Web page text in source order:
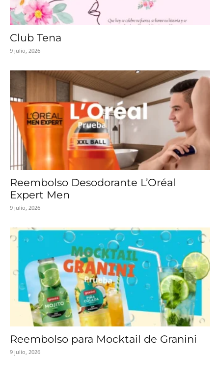
Club Tena
9 julio, 2026
Reembolso Desodorante L’Oréal
Expert Men
9 julio, 2026
Reembolso para Mocktail de Granini
9 julio, 2026